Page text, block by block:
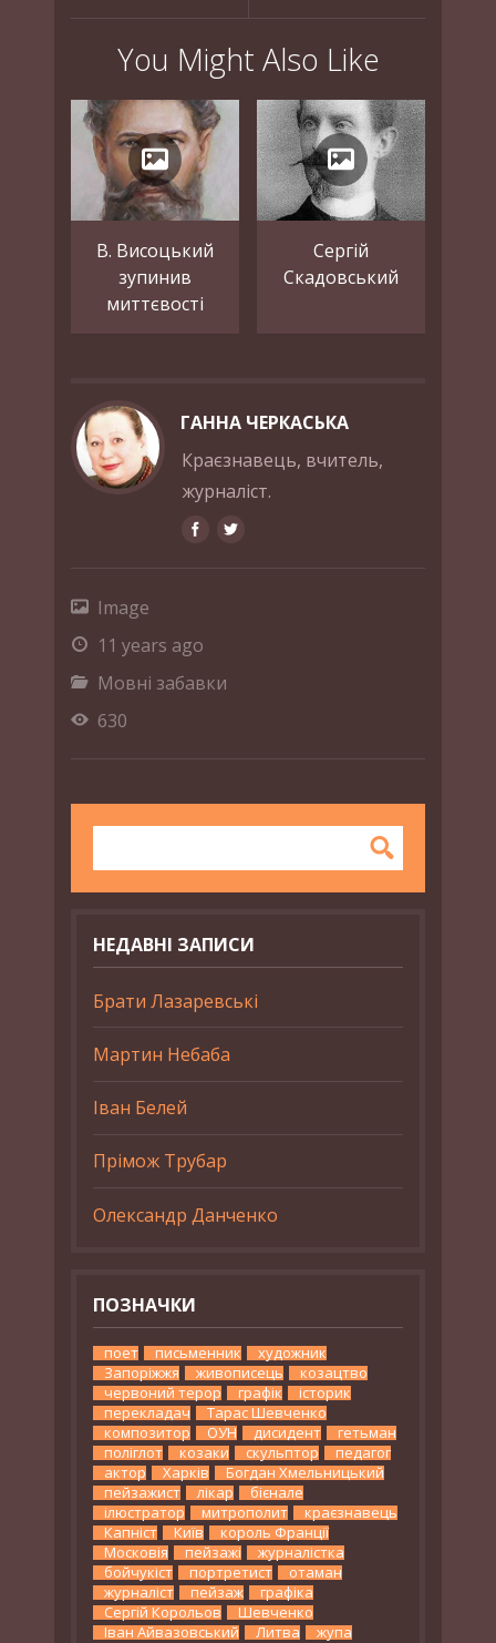
You Might Also Like
В. Висоцький
зупинив
миттєвості
Сергій
Скадовський
ГАННА ЧЕРКАСЬКА
Краєзнавець, вчитель,
журналіст.
Image
11 years ago
Мовні забавки
630
НЕДАВНІ ЗАПИСИ
Брати Лазаревські
Мартин Небаба
Іван Белей
Прімож Трубар
Олександр Данченко
ПОЗНАЧКИ
поет письменник
художник
Запоріжжя
живописець
козацтво
червоний терор
графік
історик
перекладач
Тарас Шевченко
композитор
ОУН дисидент
гетьман
поліглот
козаки скульптор
педагог
актор
Харків
Богдан Хмельницький
пейзажист
лікар
бієнале
ілюстратор
митрополит
краєзнавець
Капніст
Київ
король Франції
Московія
пейзажі
журналістка
бойчукіст
портретист
отаман
журналіст
пейзаж
графіка
Сергій Корольов
Шевченко
Іван Айвазовський
Литва жупа